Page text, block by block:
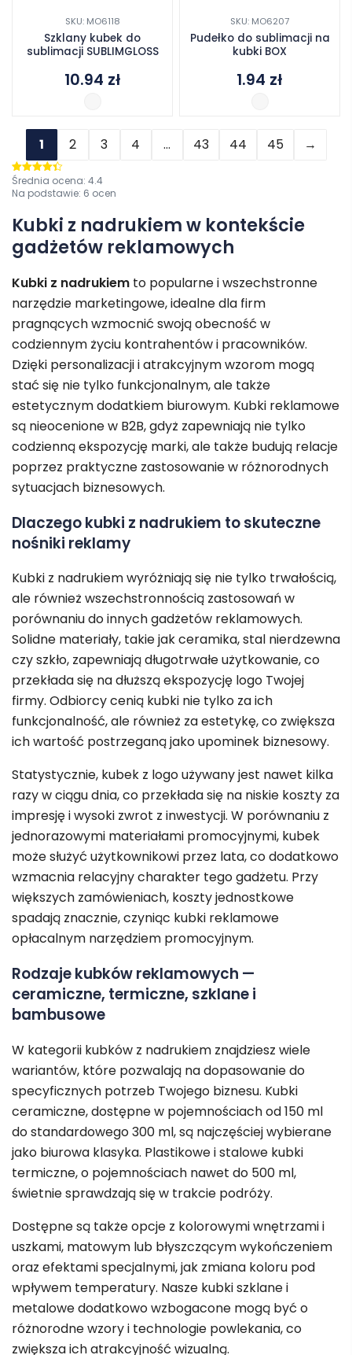
SKU: MO6118
Szklany kubek do
sublimacji SUBLIMGLOSS
10.94 zł
SKU: MO6207
Pudełko do sublimacji na
kubki BOX
1.94 zł
1 2 3 4 … 43 44 45 →
Oceniono
4.4na 5
Średnia ocena: 4.4
Na podstawie: 6 ocen
Kubki z nadrukiem w kontekście
gadżetów reklamowych
Kubki z nadrukiem to popularne i wszechstronne
narzędzie marketingowe, idealne dla firm
pragnących wzmocnić swoją obecność w
codziennym życiu kontrahentów i pracowników.
Dzięki personalizacji i atrakcyjnym wzorom mogą
stać się nie tylko funkcjonalnym, ale także
estetycznym dodatkiem biurowym. Kubki reklamowe
są nieocenione w B2B, gdyż zapewniają nie tylko
codzienną ekspozycję marki, ale także budują relacje
poprzez praktyczne zastosowanie w różnorodnych
sytuacjach biznesowych.
Dlaczego kubki z nadrukiem to skuteczne
nośniki reklamy
Kubki z nadrukiem wyróżniają się nie tylko trwałością,
ale również wszechstronnością zastosowań w
porównaniu do innych gadżetów reklamowych.
Solidne materiały, takie jak ceramika, stal nierdzewna
czy szkło, zapewniają długotrwałe użytkowanie, co
przekłada się na dłuższą ekspozycję logo Twojej
firmy. Odbiorcy cenią kubki nie tylko za ich
funkcjonalność, ale również za estetykę, co zwiększa
ich wartość postrzeganą jako upominek biznesowy.
Statystycznie, kubek z logo używany jest nawet kilka
razy w ciągu dnia, co przekłada się na niskie koszty za
impresję i wysoki zwrot z inwestycji. W porównaniu z
jednorazowymi materiałami promocyjnymi, kubek
może służyć użytkownikowi przez lata, co dodatkowo
wzmacnia relacyjny charakter tego gadżetu. Przy
większych zamówieniach, koszty jednostkowe
spadają znacznie, czyniąc kubki reklamowe
opłacalnym narzędziem promocyjnym.
Rodzaje kubków reklamowych —
ceramiczne, termiczne, szklane i
bambusowe
W kategorii kubków z nadrukiem znajdziesz wiele
wariantów, które pozwalają na dopasowanie do
specyficznych potrzeb Twojego biznesu. Kubki
ceramiczne, dostępne w pojemnościach od 150 ml
do standardowego 300 ml, są najczęściej wybierane
jako biurowa klasyka. Plastikowe i stalowe kubki
termiczne, o pojemnościach nawet do 500 ml,
świetnie sprawdzają się w trakcie podróży.
Dostępne są także opcje z kolorowymi wnętrzami i
uszkami, matowym lub błyszczącym wykończeniem
oraz efektami specjalnymi, jak zmiana koloru pod
wpływem temperatury. Nasze kubki szklane i
metalowe dodatkowo wzbogacone mogą być o
różnorodne wzory i technologie powlekania, co
zwiększa ich atrakcyjność wizualną.